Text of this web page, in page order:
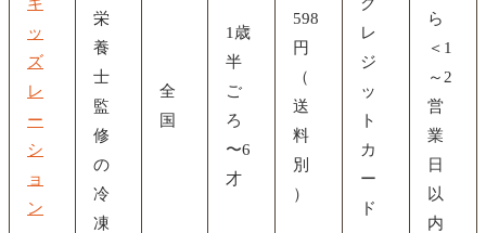
ッ
ズ
レ
ー
シ
ョ
ン
栄
養
士
監
修
の
冷
凍
全
国
1歳
半
ご
ろ
〜6
才
598
円
（
送
料
別
）
レ
ジ
ッ
ト
カ
ー
ド
ら
＜1
～2
営
業
日
以
内